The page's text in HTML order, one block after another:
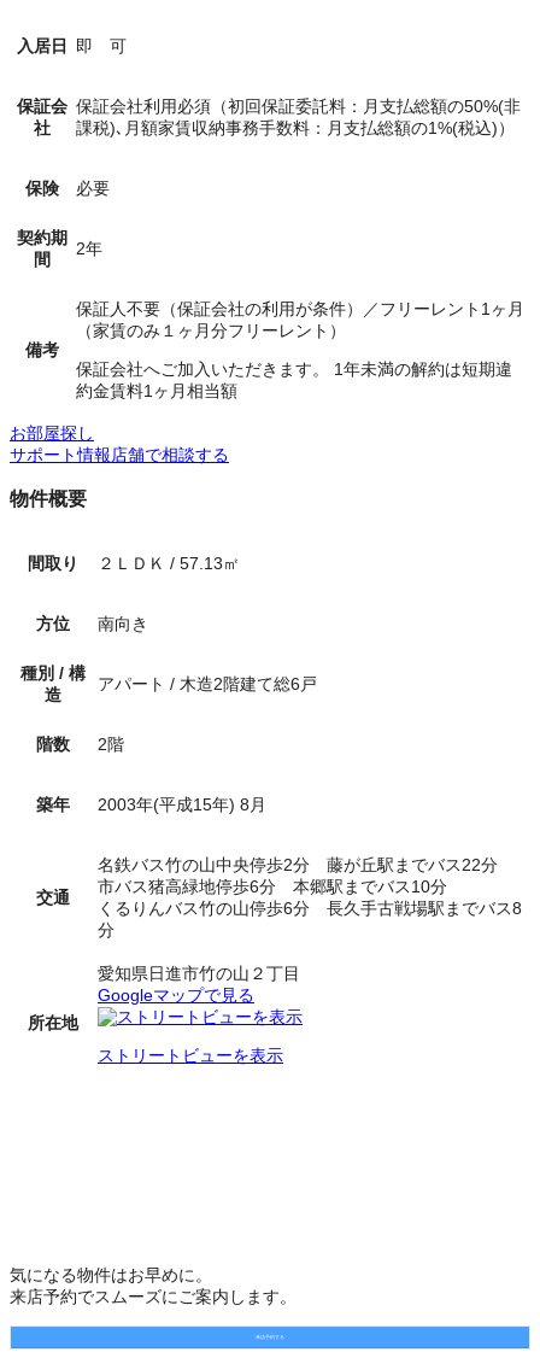
入居日 即 可
保証会
社
保証会社利用必須（初回保証委託料：月支払総額の50%(非
課税)､月額家賃収納事務手数料：月支払総額の1%(税込)）
保険 必要
契約期
間
2年
備考
保証人不要（保証会社の利用が条件）／フリーレント1ヶ月
（家賃のみ１ヶ月分フリーレント）
保証会社へご加入いただきます。 1年未満の解約は短期違
約金賃料1ヶ月相当額
お部屋探し
サポート情報店舗で相談する
物件概要
間取り ２ＬＤＫ / 57.13㎡
方位 南向き
種別 / 構
造
アパート / 木造2階建て総6戸
階数 2階
築年 2003年(平成15年) 8月
交通
名鉄バス竹の山中央停歩2分 藤が丘駅までバス22分
市バス猪高緑地停歩6分 本郷駅までバス10分
くるりんバス竹の山停歩6分 長久手古戦場駅までバス8
分
所在地
愛知県日進市竹の山２丁目
Googleマップで見る
ストリートビューを表示
気になる物件はお早めに。
来店予約でスムーズにご案内します。
来店予約する